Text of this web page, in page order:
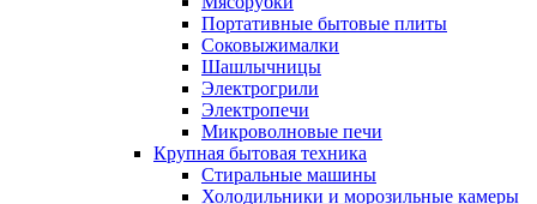
Портативные бытовые плиты
Соковыжималки
Шашлычницы
Электрогрили
Электропечи
Микроволновые печи
Крупная бытовая техника
Стиральные машины
Холодильники и морозильные камеры